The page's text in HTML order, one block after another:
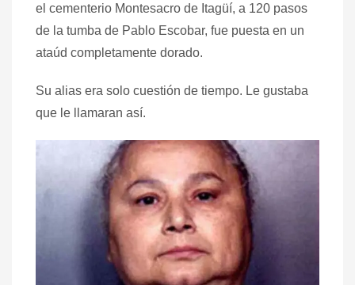
el cementerio Montesacro de Itagüí, a 120 pasos
de la tumba de Pablo Escobar, fue puesta en un
ataúd completamente dorado.
Su alias era solo cuestión de tiempo. Le gustaba
que le llamaran así.